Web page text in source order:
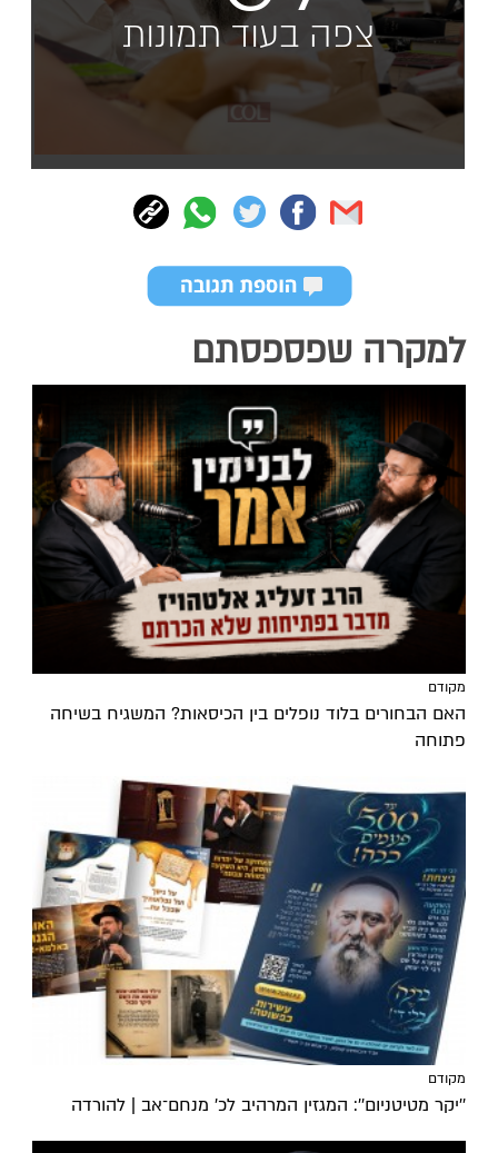
צפה בעוד תמונות
למקרה שפספסתם
מקודם
האם הבחורים בלוד נופלים בין הכיסאות? המשגיח בשיחה
פתוחה
מקודם
''יקר מטיטניום'': המגזין המרהיב לכ’ מנחם־אב | להורדה